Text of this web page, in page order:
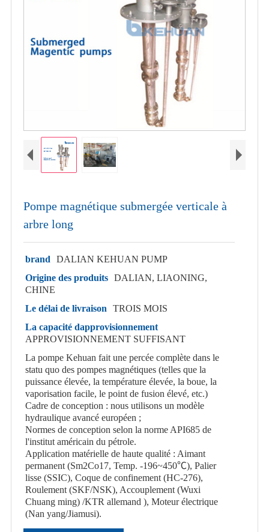
Pompe magnétique submergée verticale à
arbre long
brand
DALIAN KEHUAN PUMP
Origine des produits DALIAN, LIAONING,
CHINE
Le délai de livraison
TROIS MOIS
La capacité dapprovisionnement
APPROVISIONNEMENT SUFFISANT
La pompe Kehuan fait une percée complète dans le
statu quo des pompes magnétiques (telles que la
puissance élevée, la température élevée, la boue, la
vaporisation facile, le point de fusion élevé, etc.)
Cadre de conception : nous utilisons un modèle
hydraulique avancé européen ;
Normes de conception selon la norme API685 de
l'institut américain du pétrole.
Application matérielle de haute qualité : Aimant
permanent (Sm2Co17, Temp. -196~450℃), Palier
lisse (SSIC), Coque de confinement (HC-276),
Roulement (SKF/NSK), Accouplement (Wuxi
Chuang ming) /KTR allemand ), Moteur électrique
(Nan yang/Jiamusi).